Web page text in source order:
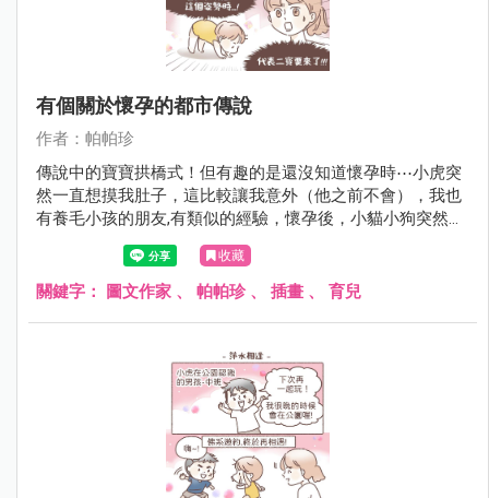
有個關於懷孕的都市傳說
作者：帕帕珍
傳說中的寶寶拱橋式！但有趣的是還沒知道懷孕時⋯小虎突
然一直想摸我肚子，這比較讓我意外（他之前不會），我也
有養毛小孩的朋友,有類似的經驗，懷孕後，小貓小狗突然不
會去踏她們的肚子，這是什麼生物的感測器嗎～～～
收藏
關鍵字： 圖文作家 、 帕帕珍、 插畫 、 育兒